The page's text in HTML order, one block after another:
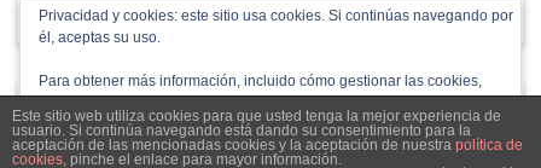
acpdcastillayleon.com 2024
Este sitio web utiliza cookies para que usted tenga la mejor experiencia de
usuario. Si continúa navegando está dando su consentimiento para la
aceptación de las mencionadas cookies y la aceptación de nuestra política de
cookies, pinche el enlace para mayor información.
Privacidad y cookies: este sitio usa cookies. Si continúas navegando por
él, aceptas su uso.
Para obtener más información, incluido cómo gestionar las cookies,